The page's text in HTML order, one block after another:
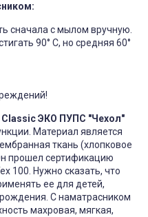
сначала с мылом вручную.
90° С, но средняя 60°
ЭКО ПУПС "Чехол"
Материал является
ткань (хлопковое
прошел сертификацию
100. Нужно сказать, что
ее для детей,
С наматрасником
махровая, мягкая,